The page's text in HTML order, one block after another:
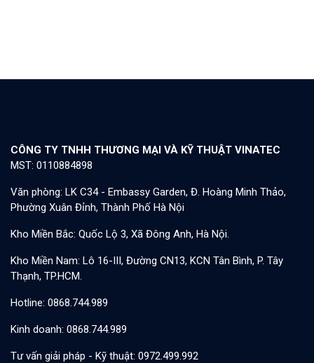
CÔNG TY TNHH THƯƠNG MẠI VÀ KỸ THUẬT VINATEC
MST: 0110884898
Văn phòng: LK C34 - Embassy Garden, Đ. Hoàng Minh Thảo,
Phường Xuân Đỉnh, Thành Phố Hà Nội
Kho Miền Bắc: Quốc Lộ 3, Xã Đông Anh, Hà Nội.
Kho Miền Nam: Lô 16-III, Đường CN13, KCN Tân Bình, P. Tây
Thạnh, TP.HCM.
Hotline: 0868.744.989
Kinh doanh: 0868.744.989
Tư vấn giải pháp - Kỹ thuật: 0972.499.992